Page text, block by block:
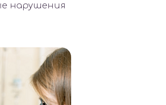
нарушения